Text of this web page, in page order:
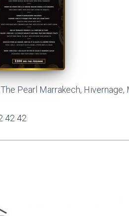
Pearl Marrakech, Hivernage,
42 42